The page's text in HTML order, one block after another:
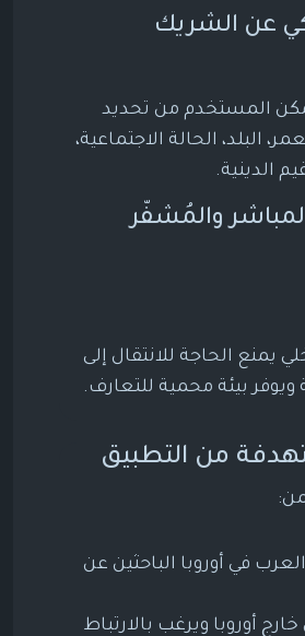
عن الشريك
المستخدم من تحديد
البلد، الحالة الاجتماعية،
الدينية.
يمنع الحاجة للانتقال إلى
ويوفر بيئة محمية للتعارف.
من التطبيق
في أوروبا الباحثين عن
أوروبا ويرغب بالارتباط